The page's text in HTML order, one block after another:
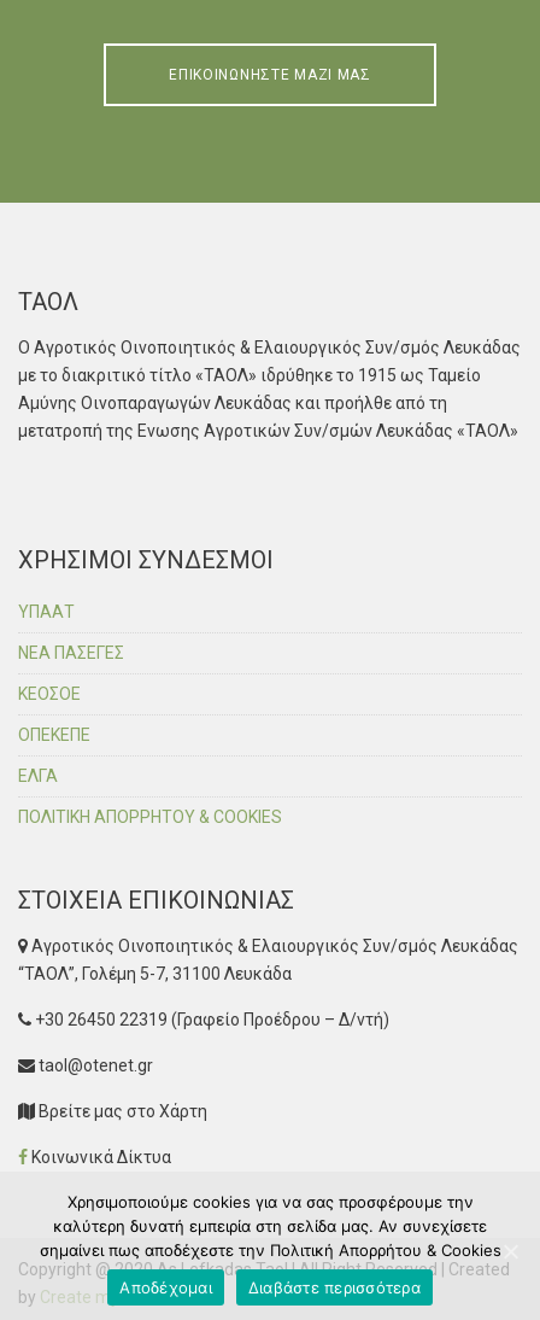
ΕΠΙΚΟΙΝΩΝΗΣΤΕ ΜΑΖΙ ΜΑΣ
ΤΑΟΛ
Ο Αγροτικός Οινοποιητικός & Ελαιουργικός Συν/σμός Λευκάδας
με το διακριτικό τίτλο «ΤΑΟΛ» ιδρύθηκε το 1915 ως Ταμείο
Αμύνης Οινοπαραγωγών Λευκάδας και προήλθε από τη
μετατροπή της Ενωσης Αγροτικών Συν/σμών Λευκάδας «ΤΑΟΛ»
ΧΡΗΣΙΜΟΙ ΣΥΝΔΕΣΜΟΙ
ΥΠΑΑΤ
ΝΕΑ ΠΑΣΕΓΕΣ
ΚΕΟΣΟΕ
ΟΠΕΚΕΠΕ
ΕΛΓΑ
ΠΟΛΙΤΙΚΗ ΑΠΟΡΡΗΤΟΥ & COOKIES
ΣΤΟΙΧΕΙΑ ΕΠΙΚΟΙΝΩΝΙΑΣ
Αγροτικός Οινοποιητικός & Ελαιουργικός Συν/σμός Λευκάδας
“ΤΑΟΛ”, Γολέμη 5-7, 31100 Λευκάδα
+30 26450 22319 (Γραφείο Προέδρου – Δ/ντή)
taol@otenet.gr
Βρείτε μας στο Χάρτη
Κοινωνικά Δίκτυα
Copyright @ 2020 As Lefkadas Taol | All Right Reserved | Created
by Create myWeb
Χρησιμοποιούμε cookies για να σας προσφέρουμε την
καλύτερη δυνατή εμπειρία στη σελίδα μας. Αν συνεχίσετε
σημαίνει πως αποδέχεστε την Πολιτική Απορρήτου & Cookies
Αποδέχομαι
Διαβάστε περισσότερα